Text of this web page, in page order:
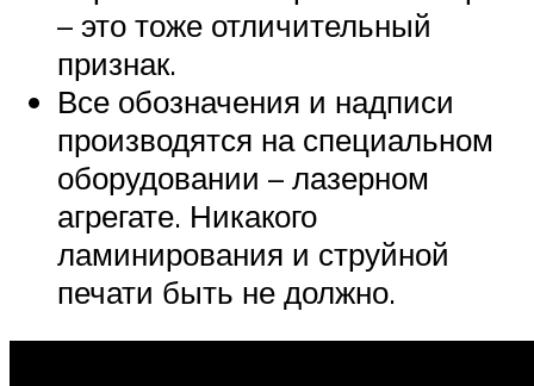
– это тоже отличительный
признак.
Все обозначения и надписи
производятся на специальном
оборудовании – лазерном
агрегате. Никакого
ламинирования и струйной
печати быть не должно.